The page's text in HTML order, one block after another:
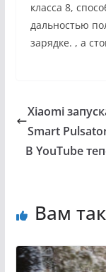
класса 8,
дальностью
зарядке. , а
Xiaomi
Smart
В YouTube
Вам